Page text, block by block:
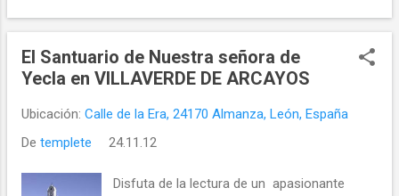
El Santuario de Nuestra señora de
Yecla en VILLAVERDE DE ARCAYOS
Ubicación: Calle de la Era, 24170 Almanza, León, España
De templete 24.11.12
Disfuta de la lectura de un apasionante